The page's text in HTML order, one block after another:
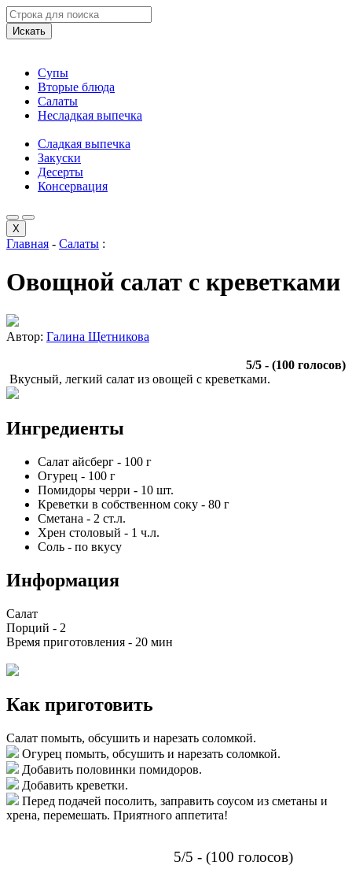
Искать
Супы
Вторые блюда
Салаты
Несладкая выпечка
Сладкая выпечка
Закуски
Десерты
Консервация
X
Главная - Салаты :
Овощной салат с креветками
Автор: Галина Щетникова
5/5 - (100 голосов)
Вкусный, легкий салат из овощей с креветками.
Ингредиенты
Салат айсберг - 100 г
Огурец - 100 г
Помидоры черри - 10 шт.
Креветки в собственном соку - 80 г
Сметана - 2 ст.л.
Хрен столовый - 1 ч.л.
Соль - по вкусу
Информация
Салат
Порций - 2
Время приготовления - 20 мин
Как приготовить
Салат помыть, обсушить и нарезать соломкой.
Огурец помыть, обсушить и нарезать соломкой.
Добавить половинки помидоров.
Добавить креветки.
Перед подачей посолить, заправить соусом из сметаны и
хрена, перемешать. Приятного аппетита!
5/5 - (100 голосов)